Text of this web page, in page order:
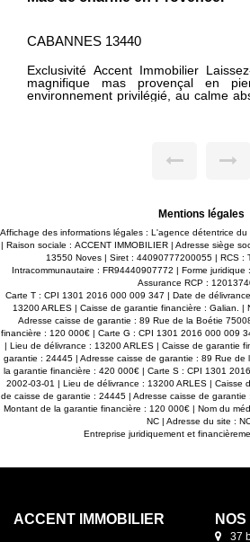
CABANNES 13440
Exclusivité Accent Immobilier
magnifique mas provençal en
environnement privilégié, au calme
séjour, une salle à manger et une
réunion familiale. Un garage de 50
mezzanine pouvant être aménagé. A
piscine de 10 x 5 m vient compléter
charme. Un lieu authentique, où le
volumes généreux et la douceur
rencontrent. Les photos ne
l'histoire? Venez découvrir ce lieu
vous séduire par son atmosphère
pour une visite.
Mentions légales
Affichage des informations légales : L'agence détentrice
| Raison sociale : ACCENT IMMOBILIER | Adresse siège
13550 Noves | Siret : 44090777200055 | RCS :
Intracommunautaire : FR94440907772 | Forme
Assurance RCP :
Carte T : CPI 1301 2016 000 009 347 | Date de
13200 ARLES | Caisse de garantie financière : Galian. |
Adresse caisse de garantie : 89 Rue de la Boétie
financière : 120 000€ | Carte G : CPI 1301 2016 000 009
| Lieu de délivrance : 13200 ARLES | Caisse de garantie
garantie : 24445 | Adresse caisse de garantie : 89 Rue de
la garantie financière : 420 000€ | Carte S : CPI 1301
2002-03-01 | Lieu de délivrance : 13200 ARLES | Caisse
de caisse de garantie : 24445 | Adresse caisse de
Montant de la garantie financière : 120 000€ | Nom du
NC | Adresse du site :
Entreprise juridiquement et
ACCENT IMMOBILIER
37